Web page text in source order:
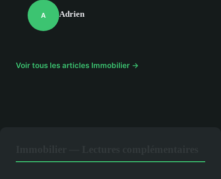
A Adrien
Voir tous les articles Immobilier →